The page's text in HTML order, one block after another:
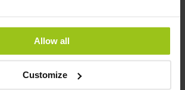
Allow all
Customize
magnesium, er det altid bedst at
af højeste kvalitet uden skjult
GreatLifes eget magnesium er
og naturligt fri for gluten, soja,